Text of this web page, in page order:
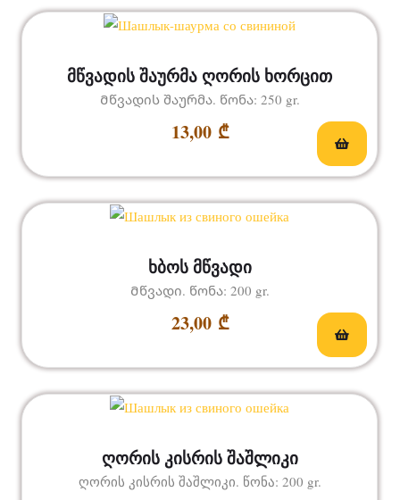
მწვადის შაურმა ღორის ხორცით
13,00 ₾
Მწვადის შაურმა. წონა: 250 gr.
ხბოს მწვადი
23,00 ₾
Მწვადი. წონა: 200 gr.
ღორის კისრის შაშლიკი
ღორის კისრის შაშლიკი. წონა: 200 gr.